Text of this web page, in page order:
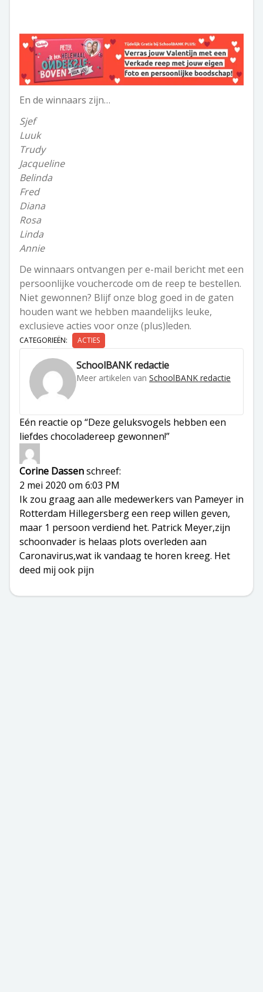
En de winnaars zijn…
Sjef
Luuk
Trudy
Jacqueline
Belinda
Fred
Diana
Rosa
Linda
Annie
De winnaars ontvangen per e-mail bericht met een
persoonlijke vouchercode om de reep te bestellen.
Niet gewonnen? Blijf onze blog goed in de gaten
houden want we hebben maandelijks leuke,
exclusieve acties voor onze (plus)leden.
CATEGORIEËN: ACTIES
SchoolBANK redactie
Meer artikelen van SchoolBANK redactie
Eén reactie op “Deze geluksvogels hebben een
liefdes chocoladereep gewonnen!”
Corine Dassenschreef:
2 mei 2020 om 6:03 PM
Ik zou graag aan alle medewerkers van Pameyer in
Rotterdam Hillegersberg een reep willen geven,
maar 1 persoon verdiend het. Patrick Meyer,zijn
schoonvader is helaas plots overleden aan
Caronavirus,wat ik vandaag te horen kreeg. Het
deed mij ook pijn